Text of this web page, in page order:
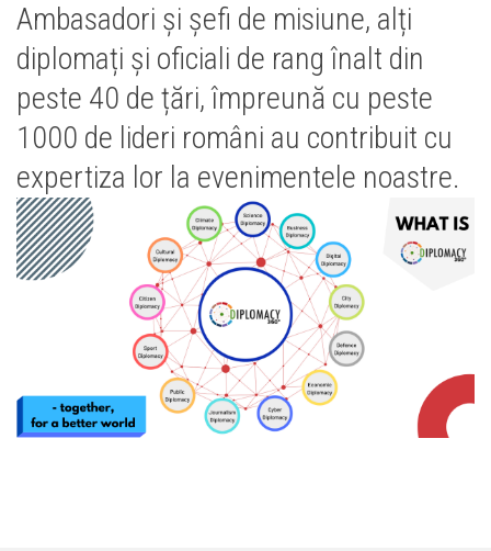
Ambasadori și șefi de misiune, alți
diplomați și oficiali de rang înalt din
peste 40 de țări, împreună cu peste
1000 de lideri români au contribuit cu
expertiza lor la evenimentele noastre.